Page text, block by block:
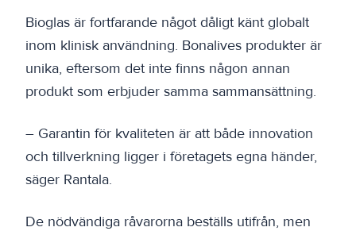
Bioglas är fortfarande något dåligt känt globalt
inom klinisk användning. Bonalives produkter är
unika, eftersom det inte finns någon annan
produkt som erbjuder samma sammansättning.
– Garantin för kvaliteten är att både innovation
och tillverkning ligger i företagets egna händer,
säger Rantala.
De nödvändiga råvarorna beställs utifrån, men